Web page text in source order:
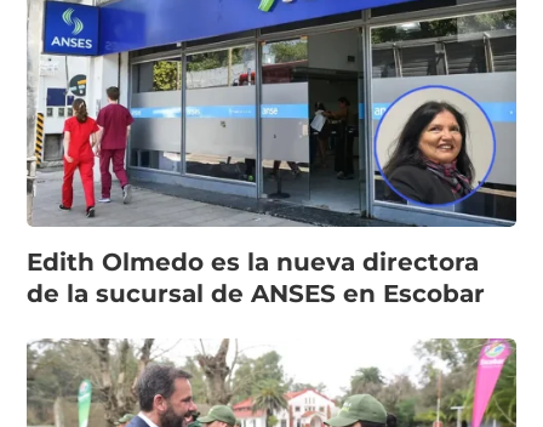
Edith Olmedo es la nueva directora
de la sucursal de ANSES en Escobar